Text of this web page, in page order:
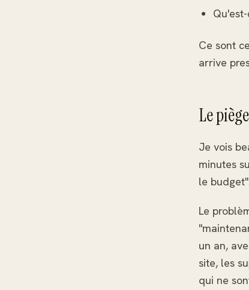
Ce sont
arrive
Le
Je vois
minutes
le
Le
un an,
site, les
qui ne